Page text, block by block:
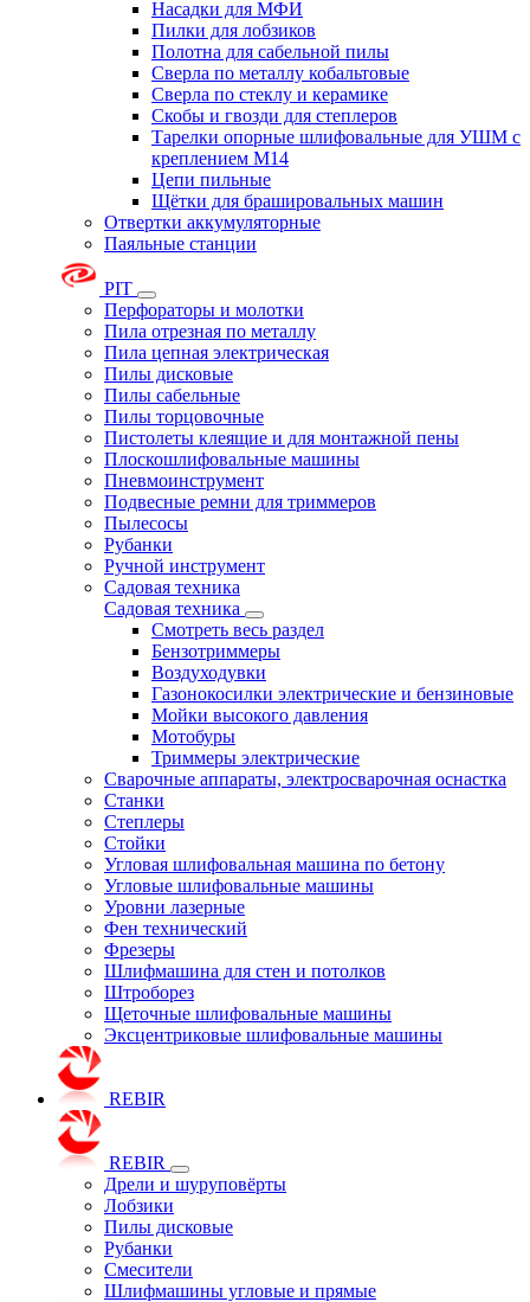
Насадки для МФИ
Пилки для лобзиков
Полотна для сабельной пилы
Сверла по металлу кобальтовые
Сверла по стеклу и керамике
Скобы и гвозди для степлеров
Тарелки опорные шлифовальные для УШМ с
креплением М14
Цепи пильные
Щётки для брашировальных машин
Отвертки аккумуляторные
Паяльные станции
PIT
Перфораторы и молотки
Пила отрезная по металлу
Пила цепная электрическая
Пилы дисковые
Пилы сабельные
Пилы торцовочные
Пистолеты клеящие и для монтажной пены
Плоскошлифовальные машины
Пневмоинструмент
Подвесные ремни для триммеров
Пылесосы
Рубанки
Ручной инструмент
Садовая техника
Садовая техника
Смотреть весь раздел
Бензотриммеры
Воздуходувки
Газонокосилки электрические и бензиновые
Мойки высокого давления
Мотобуры
Триммеры электрические
Сварочные аппараты, электросварочная оснастка
Станки
Степлеры
Стойки
Угловая шлифовальная машина по бетону
Угловые шлифовальные машины
Уровни лазерные
Фен технический
Фрезеры
Шлифмашина для стен и потолков
Штроборез
Щеточные шлифовальные машины
Эксцентриковые шлифовальные машины
REBIR
REBIR
Дрели и шуруповёрты
Лобзики
Пилы дисковые
Рубанки
Смесители
Шлифмашины угловые и прямые